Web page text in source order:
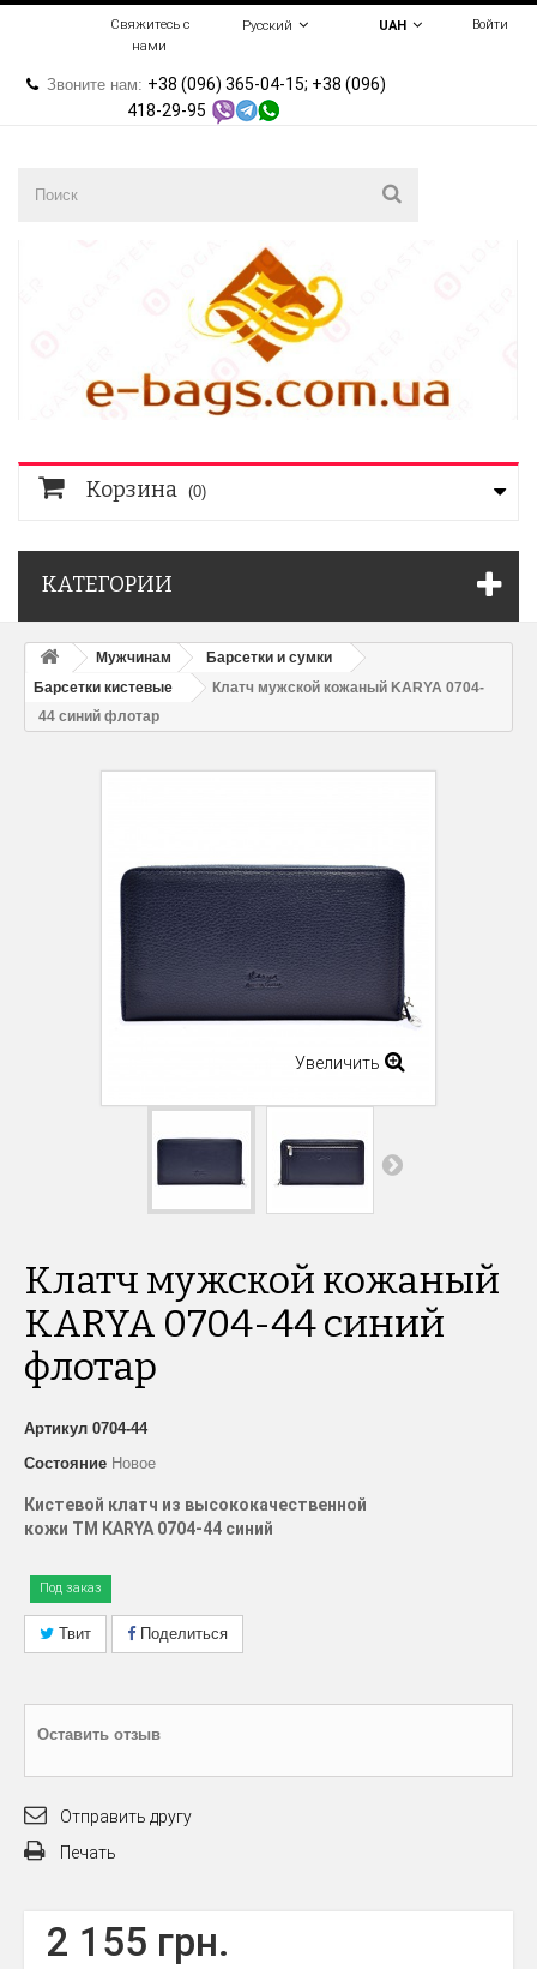
Войти
UAH
Русский
Свяжитесь с
нами
Звоните нам: +38 (096) 365-04-15; +38 (096)
418-29-95
Корзина (0)
КАТЕГОРИИ
Мужчинам
Барсетки и сумки
Барсетки кистевые
Клатч мужской кожаный KARYA 0704-
44 синий флотар
Увеличить
Клатч мужской кожаный
KARYA 0704-44 синий
флотар
Артикул 0704-44
Состояние Новое
Кистевой клатч из высококачественной
кожи TM KARYA0704-44 синий
Под заказ
Твит Поделиться
Оставить отзыв
Отправить другу
Печать
2 155 грн.